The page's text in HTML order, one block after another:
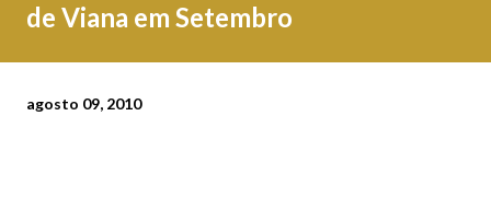
de Viana em Setembro
agosto 09, 2010